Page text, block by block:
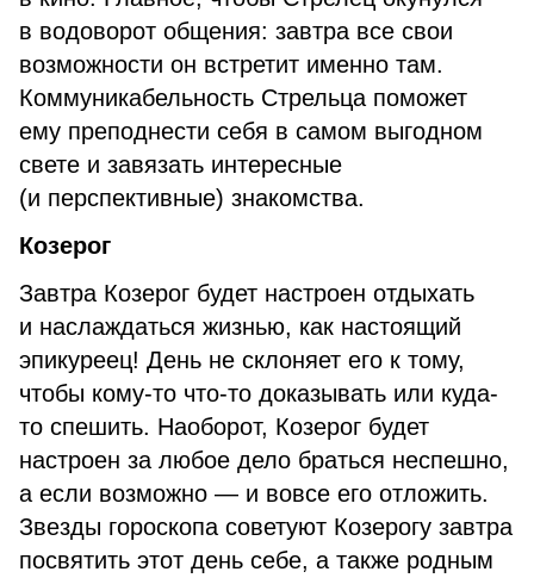
в водоворот общения: завтра все свои
возможности он встретит именно там.
Коммуникабельность Стрельца поможет
ему преподнести себя в самом выгодном
свете и завязать интересные
(и перспективные) знакомства.
Козерог
Завтра Козерог будет настроен отдыхать
и наслаждаться жизнью, как настоящий
эпикуреец! День не склоняет его к тому,
чтобы кому-то что-то доказывать или куда-
то спешить. Наоборот, Козерог будет
настроен за любое дело браться неспешно,
а если возможно — и вовсе его отложить.
Звезды гороскопа советуют Козерогу завтра
посвятить этот день себе, а также родным